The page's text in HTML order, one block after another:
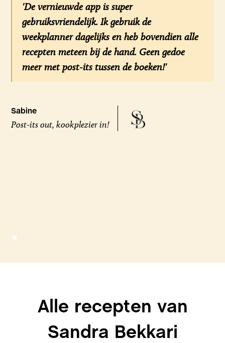
'De vernieuwde app is super
gebruiksvriendelijk. Ik gebruik de
weekplanner dagelijks en heb bovendien alle
recepten meteen bij de hand. Geen gedoe
meer met post-its tussen de boeken!'
Sabine
Post-its out, kookplezier in!
Alle recepten van
Sandra Bekkari